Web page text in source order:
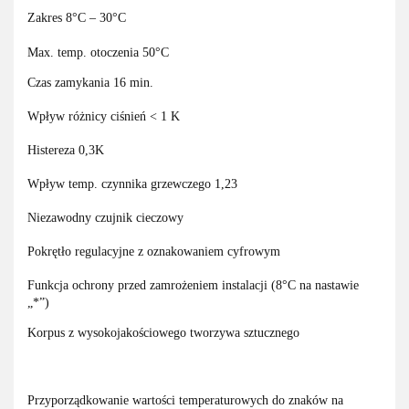
Zakres 8°C – 30°C
Max. temp. otoczenia 50°C
Czas zamykania 16 min.
Wpływ różnicy ciśnień < 1 K
Histereza 0,3K
Wpływ temp. czynnika grzewczego 1,23
Niezawodny czujnik cieczowy
Pokrętło regulacyjne z oznakowaniem cyfrowym
Funkcja ochrony przed zamrożeniem instalacji (8°C na nastawie
„*”)
Korpus z wysokojakościowego tworzywa sztucznego
Przyporządkowanie wartości temperaturowych do znaków na